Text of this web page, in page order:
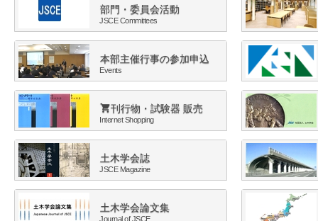
2026.8.5 ON AIR 超大型フル電
委員会 新着・お知らせ: コンサ
交流研究小委員会: 【開催案内
校 |』に当委員会が参加します！
2026.08.05
委員会 新着・お知らせ: 土木広
告】ハイウェイ☆キッズたんけ
2026.08.04
委員会 新着・お知らせ: JSCE
FactSheet: FS2026-E-0002
2026.08.04
委員会 新着・お知らせ: 地球環
部門・委員会活動
JSCE Committees
本部主催行事の参加申込
Events
刊行物・試験器 販売
Internet Shopping
土木学会誌
JSCE Magazine
土木学会論文集
Journal of JSCE